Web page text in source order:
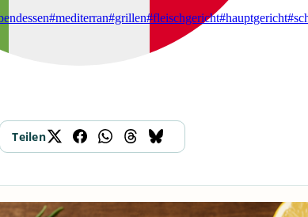
#mediterran#grillen#fleischgericht#hauptgericht
Teilen